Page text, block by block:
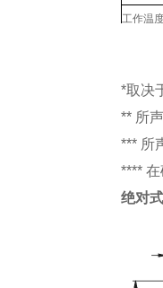
工作温
电流消
*取决
** 所
*** 所
****
绝对